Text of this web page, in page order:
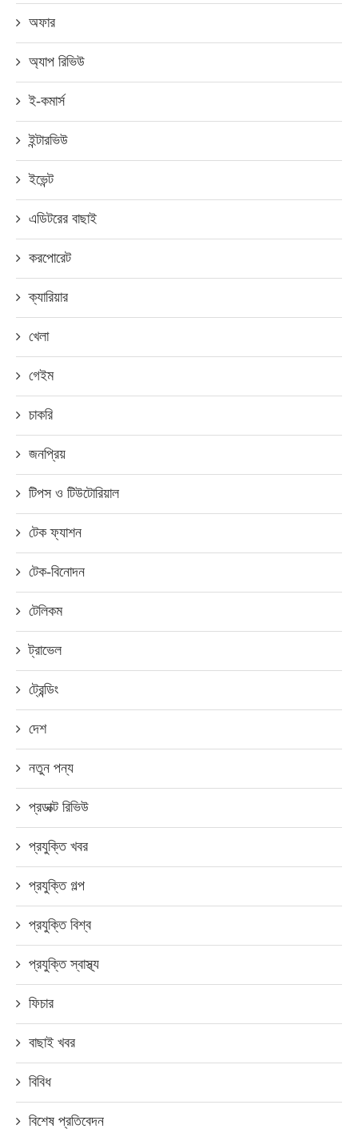
অফার
অ্যাপ রিভিউ
ই-কমার্স
ইন্টারভিউ
ইভেন্ট
এডিটরের বাছাই
করপোরেট
ক্যারিয়ার
খেলা
গেইম
চাকরি
জনপ্রিয়
টিপস ও টিউটোরিয়াল
টেক ফ্যাশন
টেক-বিনোদন
টেলিকম
ট্রাভেল
ট্রেন্ডিং
দেশ
নতুন পন্য
প্রডাক্ট রিভিউ
প্রযুক্তি খবর
প্রযুক্তি গল্প
প্রযুক্তি বিশ্ব
প্রযুক্তি স্বাস্থ্য
ফিচার
বাছাই খবর
বিবিধ
বিশেষ প্রতিবেদন